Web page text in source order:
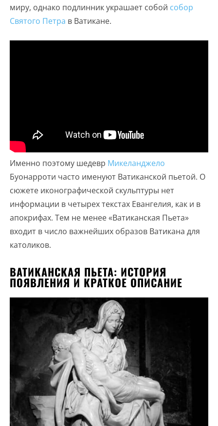
миру, однако подлинник украшает собой собор
Святого Петра в Ватикане.
Именно поэтому шедевр Микеланджело
Буонарроти часто именуют Ватиканской пьетой. О
сюжете иконографической скульптуры нет
информации в четырех текстах Евангелия, как и в
апокрифах. Тем не менее «Ватиканская Пьета»
входит в число важнейших образов Ватикана для
католиков.
ВАТИКАНСКАЯ ПЬЕТА: ИСТОРИЯ
ПОЯВЛЕНИЯ И КРАТКОЕ ОПИСАНИЕ